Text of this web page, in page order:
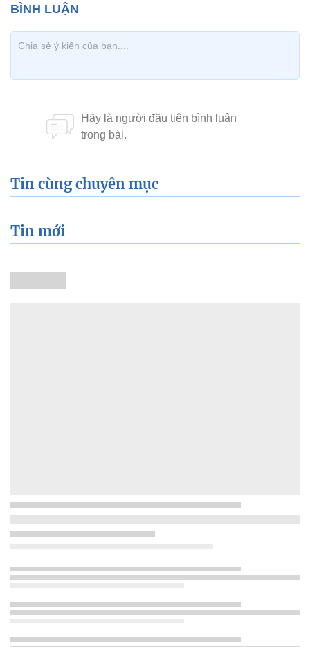
Tin cùng chuyên mục
Tin mới